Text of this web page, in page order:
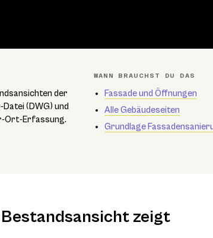
der
Datei (DWG) und
Ort-Erfassung.
WANN BRAUCHST DU DAS
Fassade und Öffnungen
Alle Gebäudeseiten
Grundlage
Bestandsansicht zeigt